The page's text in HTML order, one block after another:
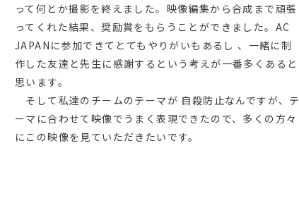
って何とか撮影を終えました。映像編集から合成まで頑張
ってくれた結果、奨励賞をもらうことができました。AC
JAPANに参加できてとてもやりがいもあるし 、一緒に制
作した友達と先生に感謝するという考えが一番多くあると
思います。
そして私達のチームのテーマが 自殺防止なんですが、テ
ーマに合わせて映像でうまく表現できたので、多くの方々
にこの映像を見ていただきたいです。